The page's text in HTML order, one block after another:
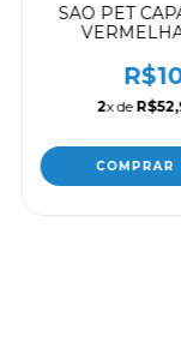
SAO PET
2x de